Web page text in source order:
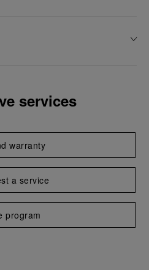
services
warranty
a service
program